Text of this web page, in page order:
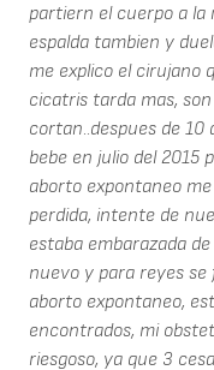
partiern el cuerpo a la
espalda tambien y
me explico el cirujano
cicatris tarda mas,
cortan..despues de
bebe en julio del 2015
aborto expontaneo
perdida, intente de
estaba embarazada
nuevo y para reyes
aborto expontaneo,
encontrados, mi
riesgoso, ya que 3